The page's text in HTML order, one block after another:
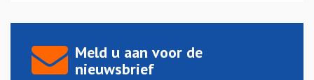
Meld u aan voor de
nieuwsbrief